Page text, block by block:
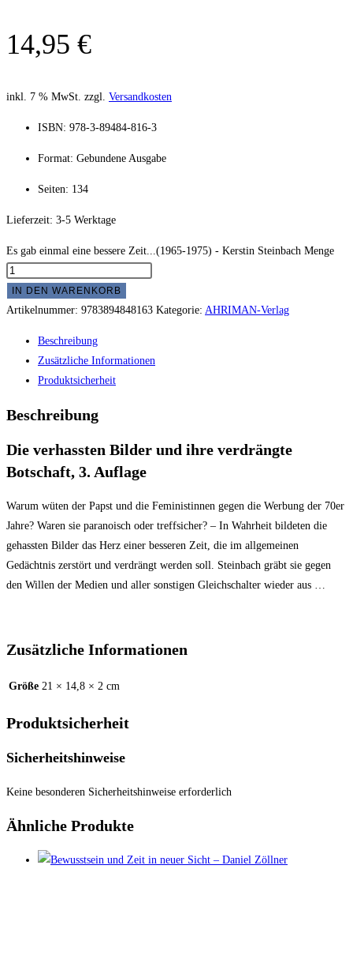
14,95 €
inkl. 7 % MwSt. zzgl. Versandkosten
ISBN: 978-3-89484-816-3
Format: Gebundene Ausgabe
Seiten: 134
Lieferzeit: 3-5 Werktage
Es gab einmal eine bessere Zeit...(1965-1975) - Kerstin Steinbach Menge
IN DEN WARENKORB
Artikelnummer: 9783894848163 Kategorie: AHRIMAN-Verlag
Beschreibung
Zusätzliche Informationen
Produktsicherheit
Beschreibung
Die verhassten Bilder und ihre verdrängte
Botschaft, 3. Auflage
Warum wüten der Papst und die Feministinnen gegen die Werbung der 70er
Jahre? Waren sie paranoisch oder treffsicher? – In Wahrheit bildeten die
gehassten Bilder das Herz einer besseren Zeit, die im allgemeinen
Gedächtnis zerstört und verdrängt werden soll. Steinbach gräbt sie gegen
den Willen der Medien und aller sonstigen Gleichschalter wieder aus …
Zusätzliche Informationen
Größe 21 × 14,8 × 2 cm
Produktsicherheit
Sicherheitshinweise
Keine besonderen Sicherheitshinweise erforderlich
Ähnliche Produkte